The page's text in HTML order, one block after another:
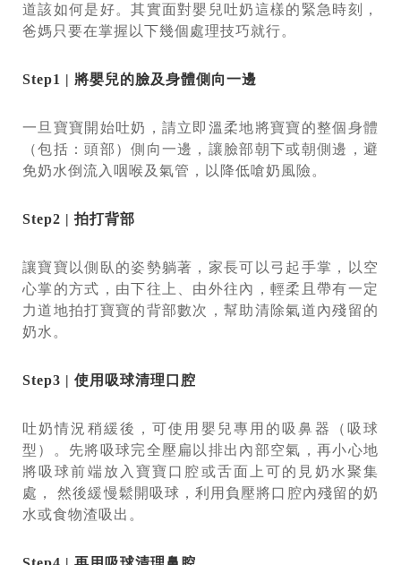
道該如何是好。其實面對嬰兒吐奶這樣的緊急時刻，
爸媽只要在掌握以下幾個處理技巧就行。
Step1 | 將嬰兒的臉及身體側向一邊
一旦寶寶開始吐奶，請立即溫柔地將寶寶的整個身體
（包括：頭部）側向一邊，讓臉部朝下或朝側邊，避
免奶水倒流入咽喉及氣管，以降低嗆奶風險。
Step2 | 拍打背部
讓寶寶以側臥的姿勢躺著，家長可以弓起手掌，以空
心掌的方式，由下往上、由外往內，輕柔且帶有一定
力道地拍打寶寶的背部數次，幫助清除氣道內殘留的
奶水。
Step3 | 使用吸球清理口腔
吐奶情況稍緩後，可使用嬰兒專用的吸鼻器（吸球
型）。先將吸球完全壓扁以排出內部空氣，再小心地
將吸球前端放入寶寶口腔或舌面上可的見奶水聚集
處， 然後緩慢鬆開吸球，利用負壓將口腔內殘留的奶
水或食物渣吸出。